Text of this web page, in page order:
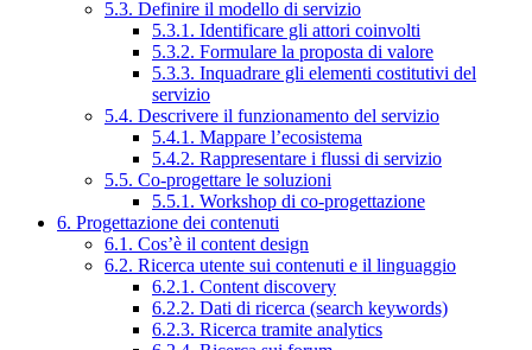
5.3. Definire il modello di servizio
5.3.1. Identificare gli attori coinvolti
5.3.2. Formulare la proposta di valore
5.3.3. Inquadrare gli elementi costitutivi del
servizio
5.4. Descrivere il funzionamento del servizio
5.4.1. Mappare l’ecosistema
5.4.2. Rappresentare i flussi di servizio
5.5. Co-progettare le soluzioni
5.5.1. Workshop di co-progettazione
6. Progettazione dei contenuti
6.1. Cos’è il content design
6.2. Ricerca utente sui contenuti e il linguaggio
6.2.1. Content discovery
6.2.2. Dati di ricerca (search keywords)
6.2.3. Ricerca tramite analytics